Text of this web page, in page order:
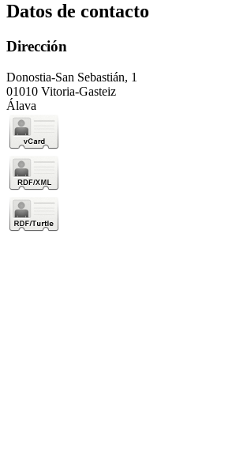
Datos de contacto
Dirección
Donostia-San Sebastián, 1
01010 Vitoria-Gasteiz
Álava